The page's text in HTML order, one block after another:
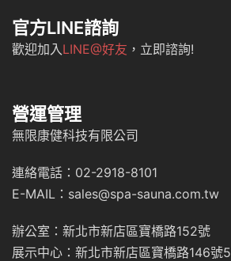
官方LINE諮詢
歡迎加入 LINE@好友 ，立即諮詢!
營運管理
無限康健科技有限公司
連絡電話：02-2918-8101
E-MAIL：sales@spa-sauna.com.tw
辦公室：新北市新店區寶橋路152號
展示中心：新北市新店區寶橋路146號